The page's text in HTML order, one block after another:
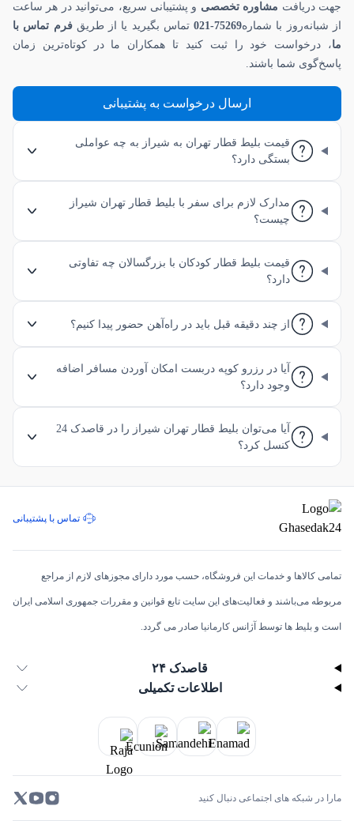
جهت دریافتمشاوره تخصصیو پشتیبانی سریع، می‌توانید در هر ساعت
از شبانه‌روز با شماره 75269-021 تماس بگیرید یا از طریقفرم تماس با
ما، درخواست خود را ثبت کنید تا همکاران ما در کوتاه‌ترین زمان
پاسخ‌گوی شما باشند.
ارسال درخواست به پشتیبانی
قیمت بلیط قطار تهران به شیراز به چه عواملی
بستگی دارد؟
مدارک لازم برای سفر با بلیط قطار تهران شیراز
چیست؟
قیمت بلیط قطار کودکان با بزرگسالان چه تفاوتی
دارد؟
از چند دقیقه قبل باید در راه‌آهن حضور پیدا کنیم؟
آیا در رزرو کوپه دربست امکان آوردن مسافر اضافه
وجود دارد؟
آیا می‌توان بلیط قطار تهران شیراز را در قاصدک 24
کنسل کرد؟
تماس با پشتیبانی
تمامی كالاها و خدمات اين فروشگاه، حسب مورد دارای مجوزهای لازم از مراجع
مربوطه می‌باشند و فعاليت‌های اين سايت تابع قوانين و مقررات جمهوری اسلامی ايران
است و بلیط ها توسط آژانس کارمانیا صادر می گردد.
قاصدک ۲۴
اطلاعات تکمیلی
مارا در شبکه های اجتماعی دنبال کنید